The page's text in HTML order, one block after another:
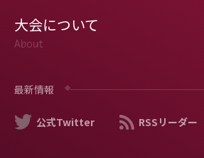
大会について
About
最新情報
公式Twitter RSSリーダー